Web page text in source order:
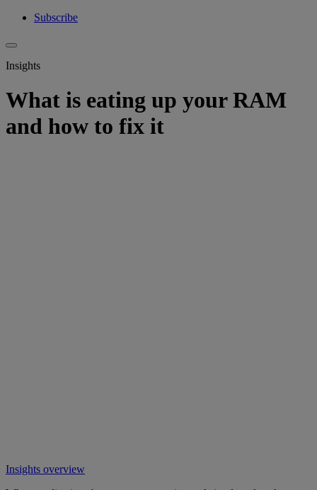
Subscribe
Insights
What is eating up your RAM
and how to fix it
Insights overview